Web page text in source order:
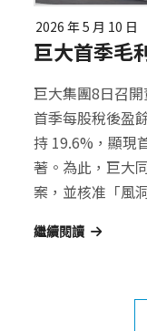
2026 年 5 月 10 日
巨大首季毛
巨大集團8日召
首季每股稅後盈
持 19.6%，顯現
著。為此，巨大
案，並核准「風
繼續閱讀